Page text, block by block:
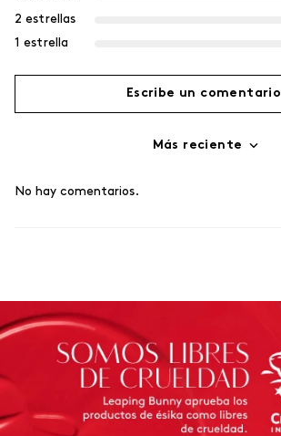
2 estrellas
1 estrella
Escribe un comentario
Título
Tu nombre
Dirección de email
Más reciente
No hay comentarios.